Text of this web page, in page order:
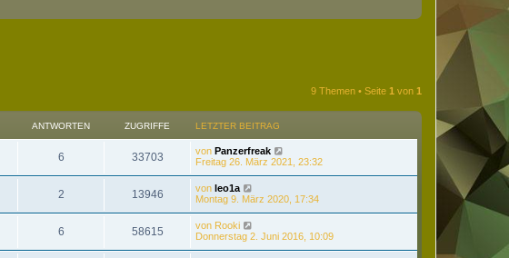
9 Themen • Seite 1 von 1
ANTWORTEN ZUGRIFFE LETZTER BEITRAG
6 33703 von Panzerfreak
Freitag 26. März 2021, 23:32
2 13946 von leo1a
Montag 9. März 2020, 17:34
6 58615 von Rooki
Donnerstag 2. Juni 2016, 10:09